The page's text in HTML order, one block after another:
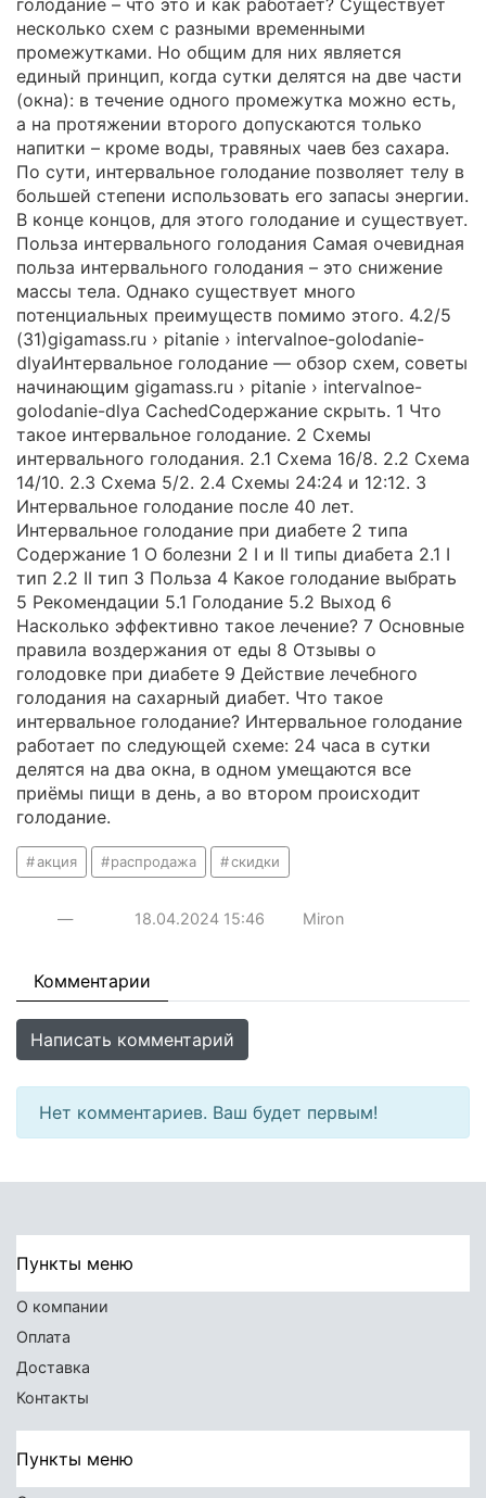
несколько схем с разными временными
промежутками. Но общим для них является
единый принцип, когда сутки делятся на две части
(окна): в течение одного промежутка можно есть,
а на протяжении второго допускаются только
напитки – кроме воды, травяных чаев без сахара.
По сути, интервальное голодание позволяет телу в
большей степени использовать его запасы энергии.
В конце концов, для этого голодание и существует.
Польза интервального голодания Самая очевидная
польза интервального голодания – это снижение
массы тела. Однако существует много
потенциальных преимуществ помимо этого. 4.2/5
(31)gigamass.ru › pitanie › intervalnoe-golodanie-
dlyaИнтервальное голодание — обзор схем, советы
начинающим gigamass.ru › pitanie › intervalnoe-
golodanie-dlya CachedСодержание скрыть. 1 Что
такое интервальное голодание. 2 Схемы
интервального голодания. 2.1 Схема 16/8. 2.2 Схема
14/10. 2.3 Схема 5/2. 2.4 Схемы 24:24 и 12:12. 3
Интервальное голодание после 40 лет.
Интервальное голодание при диабете 2 типа
Содержание 1 О болезни 2 I и II типы диабета 2.1 I
тип 2.2 II тип 3 Польза 4 Какое голодание выбрать
5 Рекомендации 5.1 Голодание 5.2 Выход 6
Насколько эффективно такое лечение? 7 Основные
правила воздержания от еды 8 Отзывы о
голодовке при диабете 9 Действие лечебного
голодания на сахарный диабет. Что такое
интервальное голодание? Интервальное голодание
работает по следующей схеме: 24 часа в сутки
делятся на два окна, в одном умещаются все
приёмы пищи в день, а во втором происходит
голодание.
акция распродажа скидки
— 18.04.2024 15:46 Miron
Комментарии
Написать комментарий
Нет комментариев. Ваш будет первым!
Пункты меню
О компании
Оплата
Доставка
Контакты
Пункты меню